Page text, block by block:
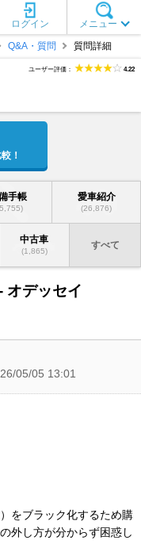
メニュー
ログイン
Q&A・質問 質問詳細
ユーザー評価： 4.22
！
手帳 愛車紹介
(26,876)
中古車
(1,865)
すべて
オデッセイ
05/05 13:01
をブラック化するため購
外し方が分からず困惑し